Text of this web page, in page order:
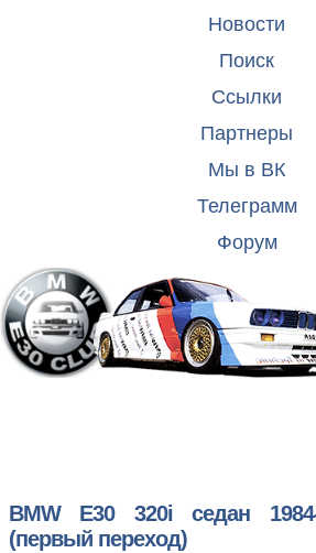
Новости
Поиск
Ссылки
Партнеры
Мы в ВК
Телеграмм
Форум
BMW E30 320i седан
(первый переход)